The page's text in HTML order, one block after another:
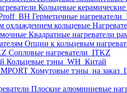
Кольцевые керамические
Герметичные
Квадратные нагреватели
Опции к кольцевым
Cопловые нагреватели_ITKZ
Кольцевые тэны_WH_Китай
Хомутовые тэны_на
Плоские алюминиевые